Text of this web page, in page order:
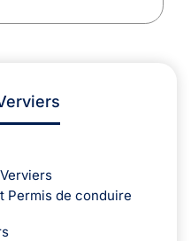
Permis de conduire